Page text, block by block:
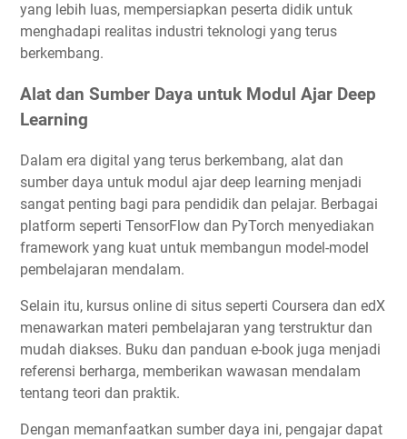
yang lebih luas, mempersiapkan peserta didik untuk
menghadapi realitas industri teknologi yang terus
berkembang.
Alat dan Sumber Daya untuk Modul Ajar Deep
Learning
Dalam era digital yang terus berkembang, alat dan
sumber daya untuk modul ajar deep learning menjadi
sangat penting bagi para pendidik dan pelajar. Berbagai
platform seperti TensorFlow dan PyTorch menyediakan
framework yang kuat untuk membangun model-model
pembelajaran mendalam.
Selain itu, kursus online di situs seperti Coursera dan edX
menawarkan materi pembelajaran yang terstruktur dan
mudah diakses. Buku dan panduan e-book juga menjadi
referensi berharga, memberikan wawasan mendalam
tentang teori dan praktik.
Dengan memanfaatkan sumber daya ini, pengajar dapat